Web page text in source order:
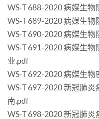
WS-T 688-2020 病媒生
WS-T 689-2020 病媒生
WS-T 690-2020 病媒生
WS-T 691-2020 病媒生
业.pdf
WS-T 692-2020 病媒生
WS-T 697-2020 新冠肺
南.pdf
WS-T 698-2020 新冠肺